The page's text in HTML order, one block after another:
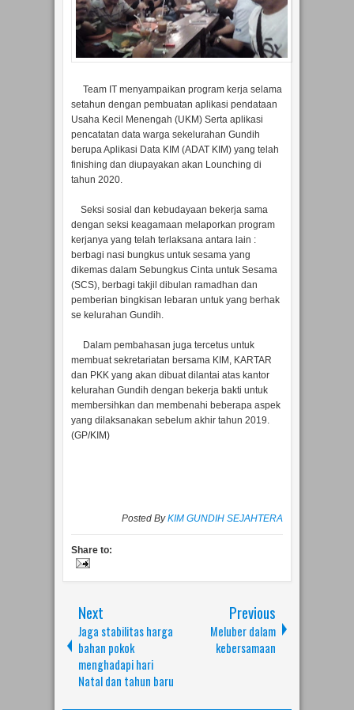
Team IT menyampaikan program kerja selama
setahun dengan pembuatan aplikasi pendataan
Usaha Kecil Menengah (UKM) Serta aplikasi
pencatatan data warga sekelurahan Gundih
berupa Aplikasi Data KIM (ADAT KIM) yang telah
finishing dan diupayakan akan Lounching di
tahun 2020.
Seksi sosial dan kebudayaan bekerja sama
dengan seksi keagamaan melaporkan program
kerjanya yang telah terlaksana antara lain :
berbagi nasi bungkus untuk sesama yang
dikemas dalam Sebungkus Cinta untuk Sesama
(SCS), berbagi takjil dibulan ramadhan dan
pemberian bingkisan lebaran untuk yang berhak
se kelurahan Gundih.
Dalam pembahasan juga tercetus untuk
membuat sekretariatan bersama KIM, KARTAR
dan PKK yang akan dibuat dilantai atas kantor
kelurahan Gundih dengan bekerja bakti untuk
membersihkan dan membenahi beberapa aspek
yang dilaksanakan sebelum akhir tahun 2019.
(GP/KIM)
Posted ByKIM GUNDIH SEJAHTERA
Share to:
Next
Jaga stabilitas harga
bahan pokok
menghadapi hari
Natal dan tahun baru
Previous
Meluber dalam
kebersamaan